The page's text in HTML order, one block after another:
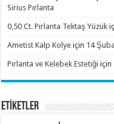
Sirius Pırlanta
0,50 Ct. Pırlanta Tektaş Yüzük
Ametist Kalp Kolye için 14
Pırlanta ve Kelebek Estetiği için
ETİKETLER